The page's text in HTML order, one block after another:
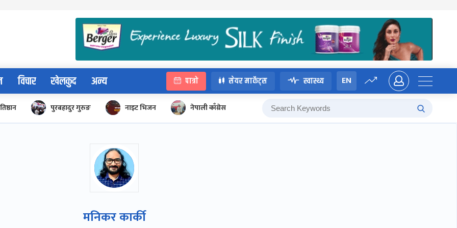
विचार खेलकुद अन्य पात्रो सेयर मार्केट्स स्वास्थ्य EN
पुरबहादुर गुरुङ नाइट भिजन नेपाली काँग्रेस
मनिकर कार्की